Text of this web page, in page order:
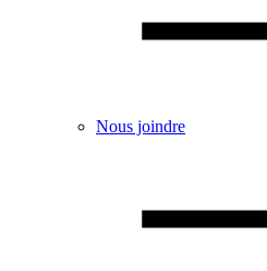
Nous joindre